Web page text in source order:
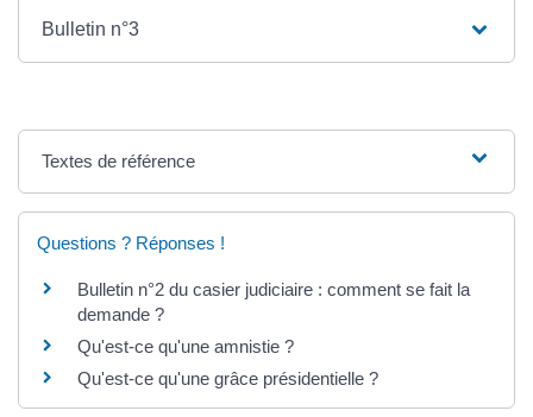
Bulletin n°3
Textes de référence
Questions ? Réponses !
Bulletin n°2 du casier judiciaire : comment se fait la
demande ?
Qu'est-ce qu'une amnistie ?
Qu'est-ce qu'une grâce présidentielle ?